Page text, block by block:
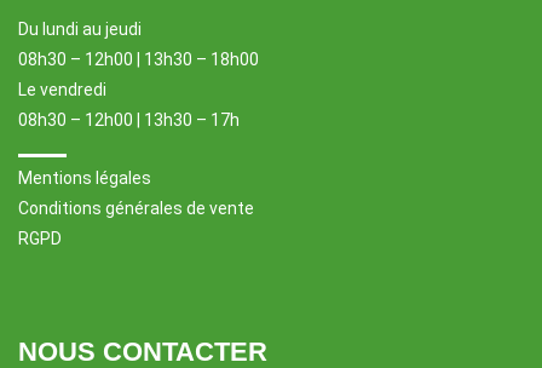
Du lundi au jeudi
08h30 – 12h00 | 13h30 – 18h00
Le vendredi
08h30 – 12h00 | 13h30 – 17h
Mentions légales
Conditions générales de vente
RGPD
NOUS CONTACTER